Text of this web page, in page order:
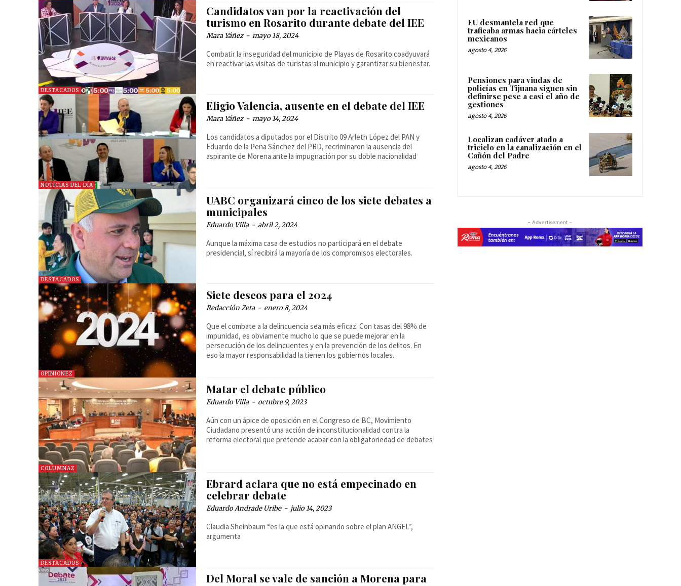
DESTACADOS
Candidatos van por la reactivación del
turismo en Rosarito durante debate del IEE
Mara Yáñez - mayo 18, 2024
Combatir la inseguridad del municipio de Playas de Rosarito coadyuvará
en reactivar las visitas de turistas al municipio y garantizar su bienestar.
NOTICIAS DEL DÍA
Eligio Valencia, ausente en el debate del IEE
Mara Yáñez - mayo 14, 2024
Los candidatos a diputados por el Distrito 09 Arleth López del PAN y
Eduardo de la Peña Sánchez del PRD, recriminaron la ausencia del
aspirante de Morena ante la impugnación por su doble nacionalidad
DESTACADOS
UABC organizará cinco de los siete debates a
municipales
Eduardo Villa - abril 2, 2024
Aunque la máxima casa de estudios no participará en el debate
presidencial, sí recibirá la mayoría de los compromisos electorales.
OPINIONEZ
Siete deseos para el 2024
Redacción Zeta - enero 8, 2024
Que el combate a la delincuencia sea más eficaz. Con tasas del 98% de
impunidad, es obviamente mucho lo que se puede mejorar en la
persecución de los delincuentes y en la prevención de los delitos. En
eso la mayor responsabilidad la tienen los gobiernos locales.
COLUMNAZ
Matar el debate público
Eduardo Villa - octubre 9, 2023
Aún con un ápice de oposición en el Congreso de BC, Movimiento
Ciudadano presentó una acción de inconstitucionalidad contra la
reforma electoral que pretende acabar con la obligatoriedad de debates
DESTACADOS
Ebrard aclara que no está empecinado en
celebrar debate
Eduardo Andrade Uribe - julio 14, 2023
Claudia Sheinbaum “es la que está opinando sobre el plan ANGEL”,
argumenta
Del Moral se vale de sanción a Morena para
EU desmantela red que
traficaba armas hacia cárteles
mexicanos
agosto 4, 2026
Pensiones para viudas de
policías en Tijuana siguen sin
definirse pese a casi el año de
gestiones
agosto 4, 2026
Localizan cadáver atado a
triciclo en la canalización en el
Cañón del Padre
agosto 4, 2026
- Advertisement -